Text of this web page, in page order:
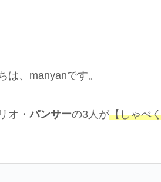
は、manyanです。
オ・パンサーの3人が【しゃべ